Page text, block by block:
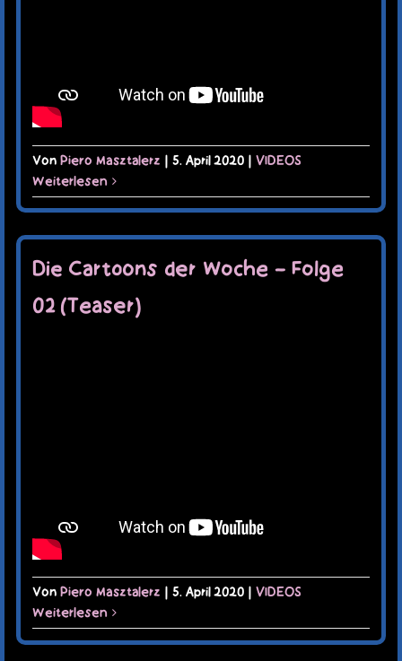
Von Piero Masztalerz | 5. April 2020 | VIDEOS
Weiterlesen
Die Cartoons der Woche – Folge
02 (Teaser)
Von Piero Masztalerz | 5. April 2020 | VIDEOS
Weiterlesen